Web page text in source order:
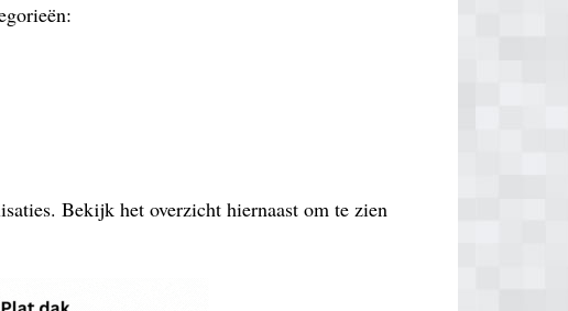
Bekijk het overzicht hiernaast om te zien